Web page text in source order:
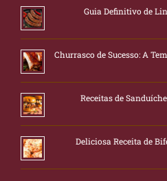
Guia Definitivo de
Churrasco de Sucesso: A
Receitas de
Deliciosa Receita de